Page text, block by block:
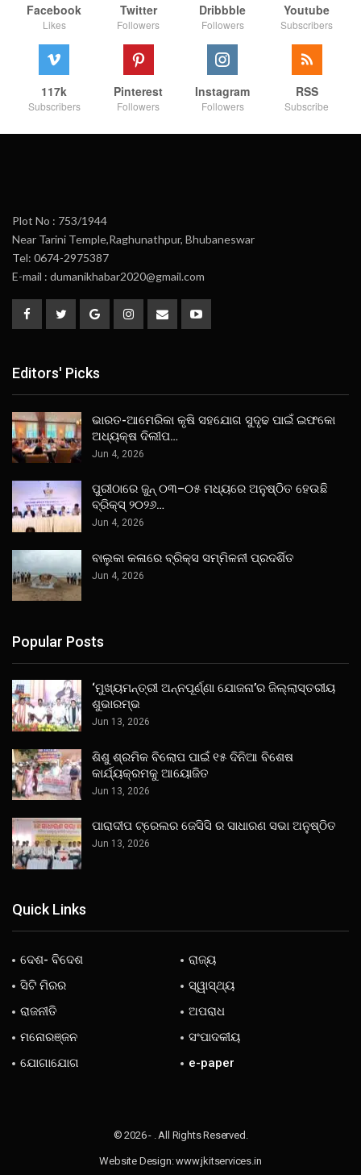
Facebook
Likes
Twitter
Followers
Dribbble
Followers
Youtube
Subscribers
117k
Subscribers
Pinterest
Followers
Instagram
Followers
RSS
Subscribe
Plot No : 753/1944
Near Tarini Temple,Raghunathpur, Bhubaneswar
Tel: 0674-2975387
E-mail : dumanikhabar2020@gmail.com
Editors' Picks
ଭାରତ-ଆମେରିକା କୃଷି ସହଯୋଗ ସୁଦୃଢ ପାଇଁ ଇଫକୋ
ଅଧ୍ୟକ୍ଷ ଦିଲୀପ…
Jun 4, 2026
ପୁରୀଠାରେ ଜୁନ୍ ୦୩–୦୫ ମଧ୍ୟରେ ଅନୁଷ୍ଠିତ ହେଉଛି
ବ୍ରିକ୍ସ୍ ୨୦୨୬…
Jun 4, 2026
ବାଲୁକା କଳାରେ ବ୍ରିକ୍ସ ସମ୍ମିଳନୀ ପ୍ରଦର୍ଶିତ
Jun 4, 2026
Popular Posts
‘ମୁଖ୍ୟମନ୍ତ୍ରୀ ଅନ୍ନପୂର୍ଣ୍ଣା ଯୋଜନା’ର ଜିଲ୍ଲାସ୍ତରୀୟ
ଶୁଭାରମ୍ଭ
Jun 13, 2026
ଶିଶୁ ଶ୍ରମିକ ବିଲୋପ ପାଇଁ ୧୫ ଦିନିଆ ବିଶେଷ
କାର୍ଯ୍ୟକ୍ରମକୁ ଆୟୋଜିତ
Jun 13, 2026
ପାରାଦୀପ ଟ୍ରେଲର ଜେସିସି ର ସାଧାରଣ ସଭା ଅନୁଷ୍ଠିତ
Jun 13, 2026
Quick Links
ଦେଶ- ବିଦେଶ
ରାଜ୍ୟ
ସିଟି ମିରର
ସ୍ୱାସ୍ଥ୍ୟ
ରାଜନୀତି
ଅପରାଧ
ମନୋରଞ୍ଜନ
ସଂପାଦକୀୟ
ଯୋଗାଯୋଗ
e-paper
© 2026 - . All Rights Reserved.
Website Design:www.jkitservices.in